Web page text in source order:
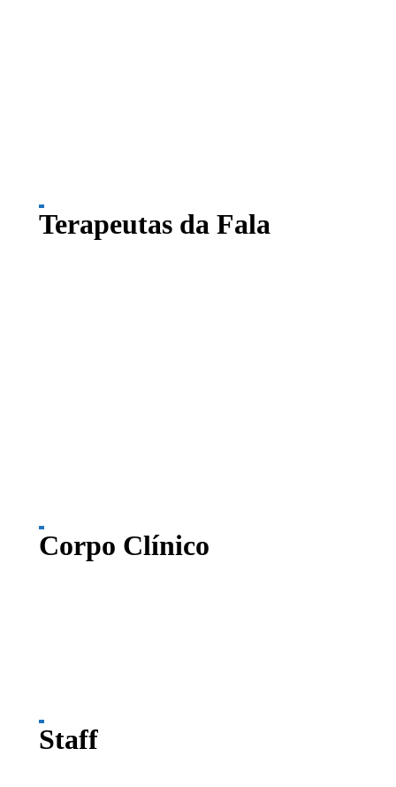
Terapeutas da Fala
Corpo Clínico
Staff